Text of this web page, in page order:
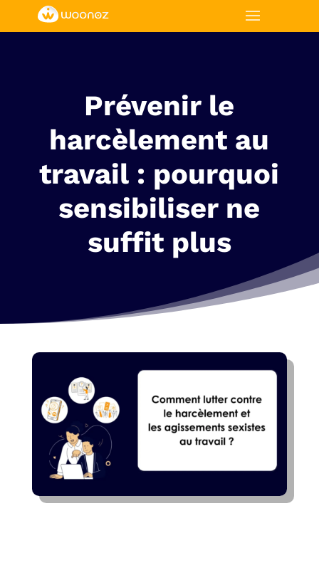
Menu
Prévenir le
harcèlement au
travail : pourquoi
sensibiliser ne
suffit plus